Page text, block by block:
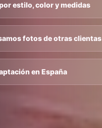
estilo, color y medidas
fotos de otras clientas
en España